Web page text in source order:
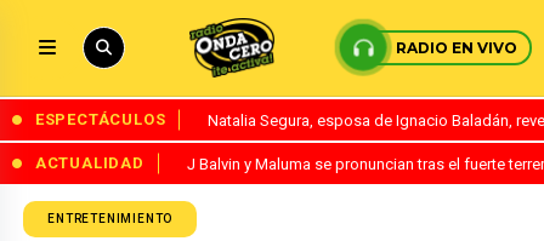
RADIO EN VIVO
ESPECTÁCULOS Natalia Segura, esposa de Ignacio Baladán,
ACTUALIDAD J Balvin y Maluma se pronuncian tras el fuerte
ENTRETENIMIENTO